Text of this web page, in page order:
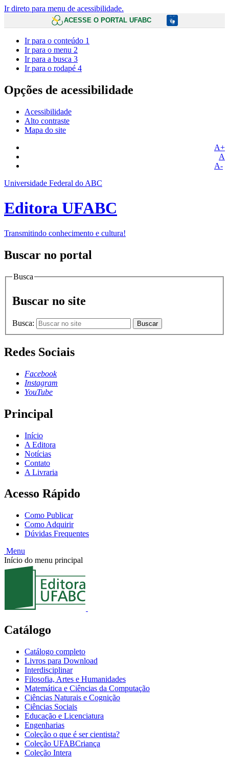
Ir direto para menu de acessibilidade.
ACESSE O PORTAL UFABC
Ir para o conteúdo 1
Ir para o menu 2
Ir para a busca 3
Ir para o rodapé 4
Opções de acessibilidade
Acessibilidade
Alto contraste
Mapa do site
A+
A
A-
Universidade Federal do ABC
Editora UFABC
Transmitindo conhecimento e cultura!
Buscar no portal
Busca
Buscar no site
Busca: Buscar
Redes Sociais
Facebook
Instagram
YouTube
Principal
Início
A Editora
Notícias
Contato
A Livraria
Acesso Rápido
Como Publicar
Como Adquirir
Dúvidas Frequentes
Menu
Início do menu principal
Catálogo
Catálogo completo
Livros para Download
Interdisciplinar
Filosofia, Artes e Humanidades
Matemática e Ciências da Computação
Ciências Naturais e Cognição
Ciências Sociais
Educação e Licenciatura
Engenharias
Coleção o que é ser cientista?
Coleção UFABCriança
Coleção Intera